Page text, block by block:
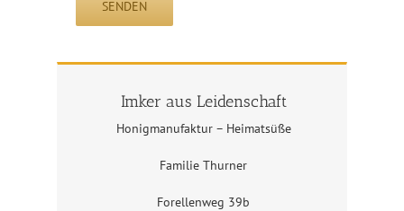
Imker aus Leidenschaft
Honigmanufaktur – Heimatsüße
Familie Thurner
Forellenweg 39b